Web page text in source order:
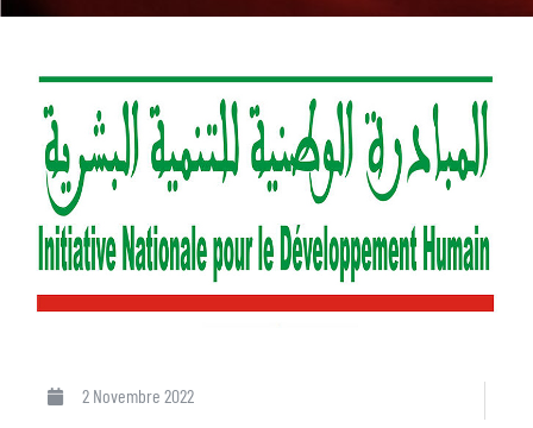
2 Novembre 2022